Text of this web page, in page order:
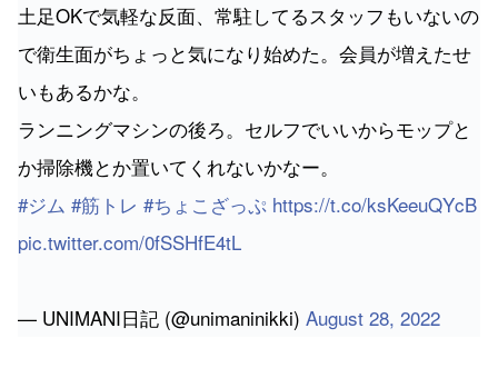
土足OKで気軽な反面、常駐してるスタッフもいないの
で衛生面がちょっと気になり始めた。会員が増えたせ
いもあるかな。
ランニングマシンの後ろ。セルフでいいからモップと
か掃除機とか置いてくれないかなー。
#ジム #筋トレ #ちょこざっぷ https://t.co/ksKeeuQYcB
pic.twitter.com/0fSSHfE4tL
— UNIMANI日記 (@unimaninikki) August 28, 2022